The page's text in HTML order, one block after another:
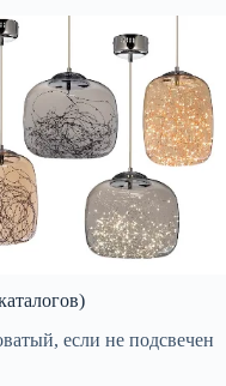
если не подсвечен